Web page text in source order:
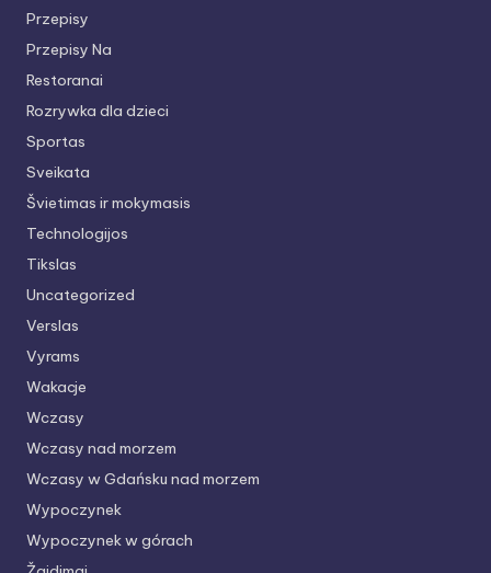
Przepisy
Przepisy Na
Restoranai
Rozrywka dla dzieci
Sportas
Sveikata
Švietimas ir mokymasis
Technologijos
Tikslas
Uncategorized
Verslas
Vyrams
Wakacje
Wczasy
Wczasy nad morzem
Wczasy w Gdańsku nad morzem
Wypoczynek
Wypoczynek w górach